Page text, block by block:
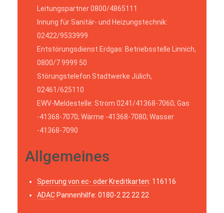
Leitungspartner 0800/4865111
Innung für Sanitär- und Heizungstechnik:
02422/9533999
Entstörungsdienst Erdgas: Betriebsstelle Linnich,
0800/7 9999 50
Störungstelefon Stadtwerke Jülich,
02461/625110
EWV-Meldestelle: Strom 0241/41368-7060; Gas
-41368-7070; Wärme -41368-7080; Wasser
-41368-7090
Allgemeines
Sperrung von ec- oder Kreditkarten: 116116
ADACPannenhilfe: 0180-2 22 22 22